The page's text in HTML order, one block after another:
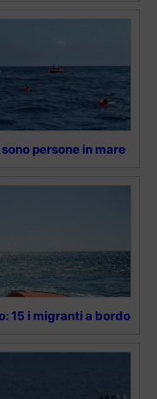
persone in mare
15 i migranti a bordo